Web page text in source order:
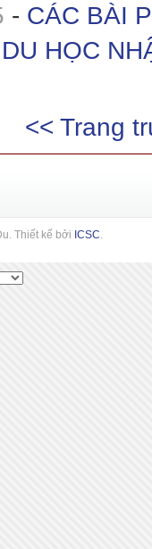
- CÁC BÀI
HỌC
<< Trang
Thiết kế bởi ICSC.